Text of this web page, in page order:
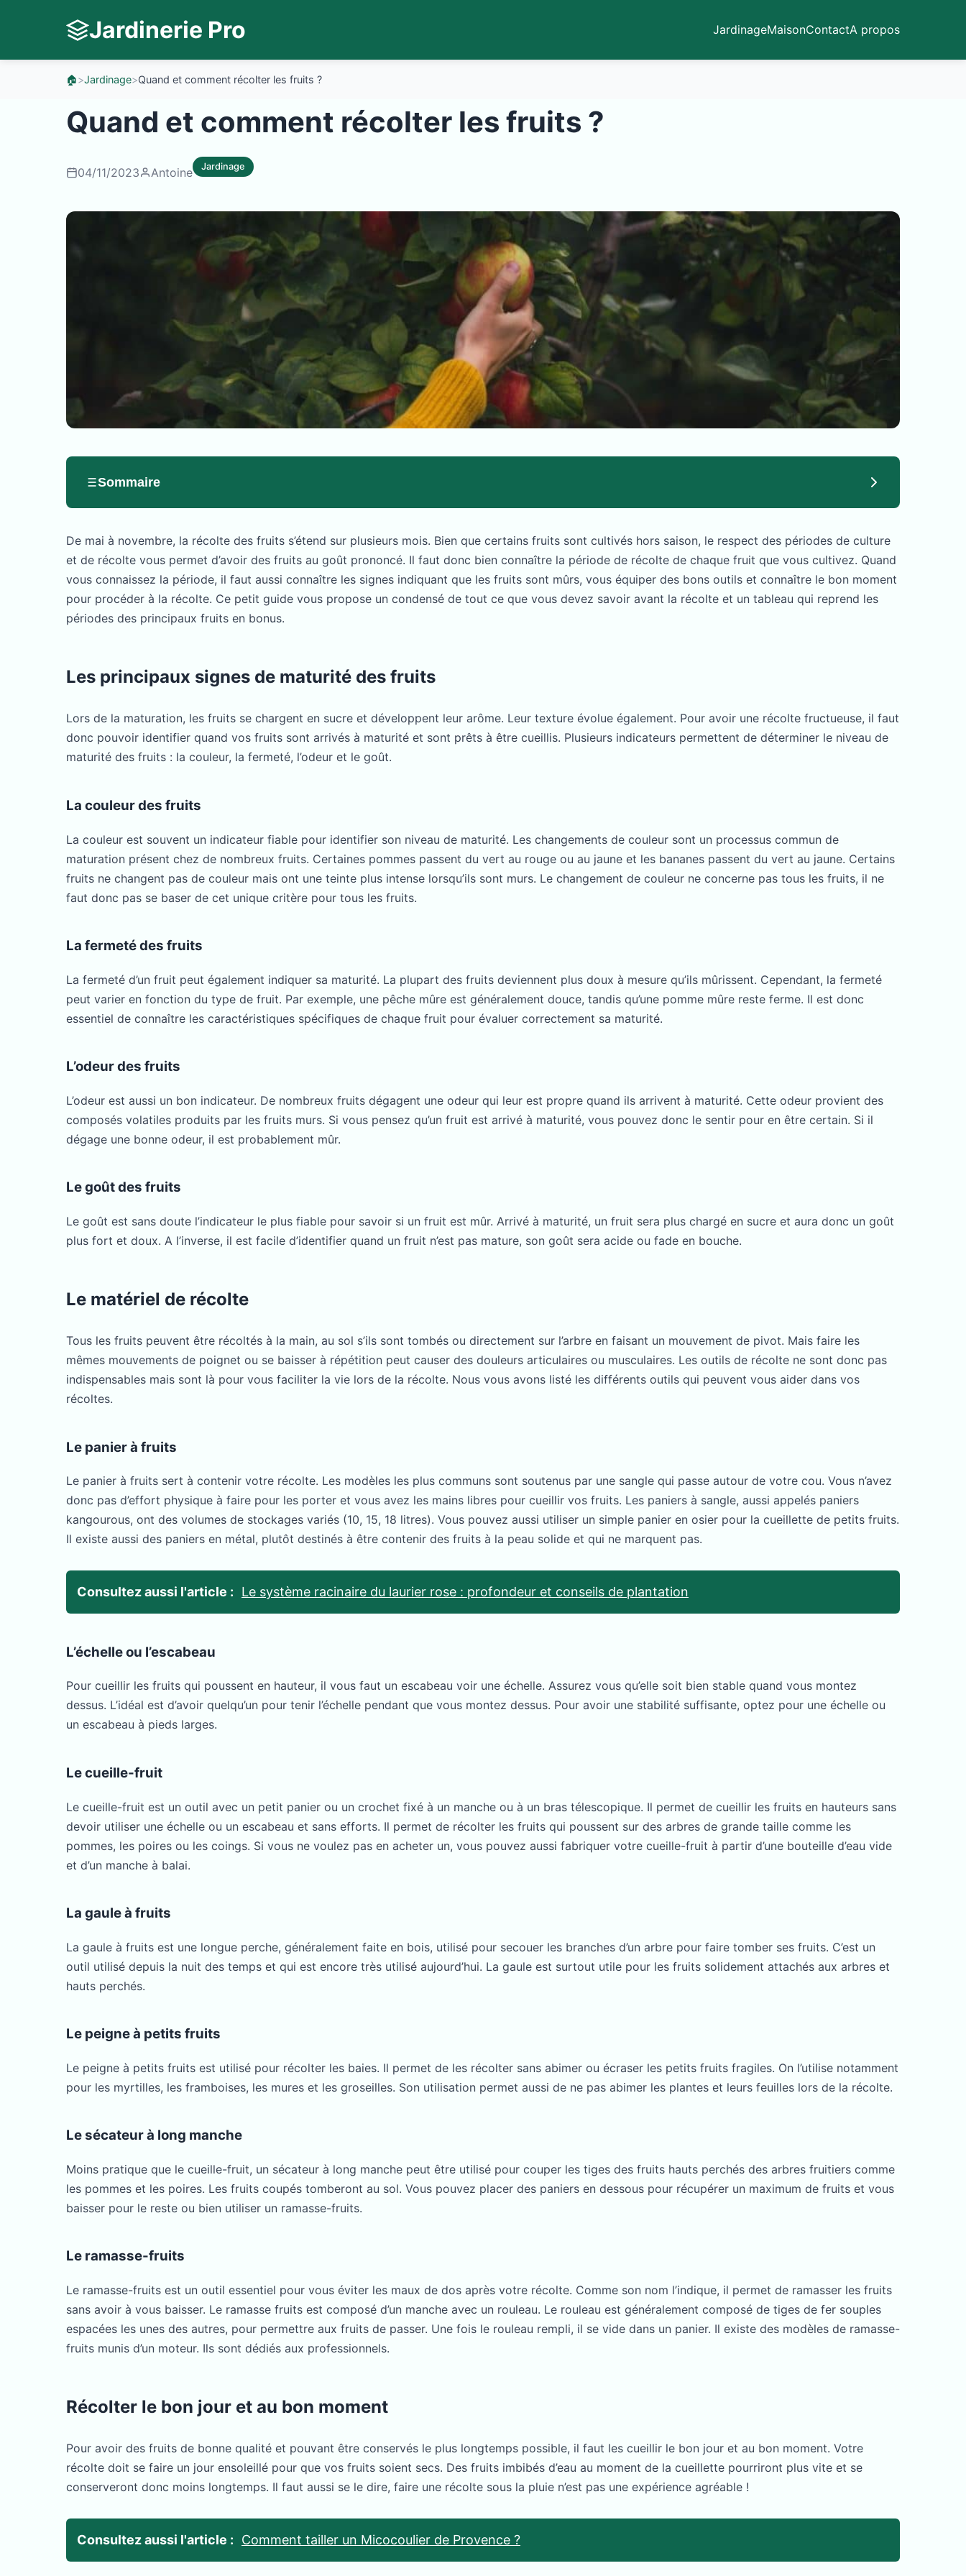
Jardinerie Pro JardinageMaisonContactA propos
🏠>Jardinage>Quand et comment récolter les fruits ?
Quand et comment récolter les fruits ?
04/11/2023 Antoine Jardinage
Sommaire
De mai à novembre, la récolte des fruits s’étend sur plusieurs mois. Bien que certains fruits sont cultivés hors saison, le respect des périodes de culture
et de récolte vous permet d’avoir des fruits au goût prononcé. Il faut donc bien connaître la période de récolte de chaque fruit que vous cultivez. Quand
vous connaissez la période, il faut aussi connaître les signes indiquant que les fruits sont mûrs, vous équiper des bons outils et connaître le bon moment
pour procéder à la récolte. Ce petit guide vous propose un condensé de tout ce que vous devez savoir avant la récolte et un tableau qui reprend les
périodes des principaux fruits en bonus.
Les principaux signes de maturité des fruits
Lors de la maturation, les fruits se chargent en sucre et développent leur arôme. Leur texture évolue également. Pour avoir une récolte fructueuse, il faut
donc pouvoir identifier quand vos fruits sont arrivés à maturité et sont prêts à être cueillis. Plusieurs indicateurs permettent de déterminer le niveau de
maturité des fruits : la couleur, la fermeté, l’odeur et le goût.
La couleur des fruits
La couleur est souvent un indicateur fiable pour identifier son niveau de maturité. Les changements de couleur sont un processus commun de
maturation présent chez de nombreux fruits. Certaines pommes passent du vert au rouge ou au jaune et les bananes passent du vert au jaune. Certains
fruits ne changent pas de couleur mais ont une teinte plus intense lorsqu’ils sont murs. Le changement de couleur ne concerne pas tous les fruits, il ne
faut donc pas se baser de cet unique critère pour tous les fruits.
La fermeté des fruits
La fermeté d’un fruit peut également indiquer sa maturité. La plupart des fruits deviennent plus doux à mesure qu’ils mûrissent. Cependant, la fermeté
peut varier en fonction du type de fruit. Par exemple, une pêche mûre est généralement douce, tandis qu’une pomme mûre reste ferme. Il est donc
essentiel de connaître les caractéristiques spécifiques de chaque fruit pour évaluer correctement sa maturité.
L’odeur des fruits
L’odeur est aussi un bon indicateur. De nombreux fruits dégagent une odeur qui leur est propre quand ils arrivent à maturité. Cette odeur provient des
composés volatiles produits par les fruits murs. Si vous pensez qu’un fruit est arrivé à maturité, vous pouvez donc le sentir pour en être certain. Si il
dégage une bonne odeur, il est probablement mûr.
Le goût des fruits
Le goût est sans doute l’indicateur le plus fiable pour savoir si un fruit est mûr. Arrivé à maturité, un fruit sera plus chargé en sucre et aura donc un goût
plus fort et doux. A l’inverse, il est facile d’identifier quand un fruit n’est pas mature, son goût sera acide ou fade en bouche.
Le matériel de récolte
Tous les fruits peuvent être récoltés à la main, au sol s’ils sont tombés ou directement sur l’arbre en faisant un mouvement de pivot. Mais faire les
mêmes mouvements de poignet ou se baisser à répétition peut causer des douleurs articulaires ou musculaires. Les outils de récolte ne sont donc pas
indispensables mais sont là pour vous faciliter la vie lors de la récolte. Nous vous avons listé les différents outils qui peuvent vous aider dans vos
récoltes.
Le panier à fruits
Le panier à fruits sert à contenir votre récolte. Les modèles les plus communs sont soutenus par une sangle qui passe autour de votre cou. Vous n’avez
donc pas d’effort physique à faire pour les porter et vous avez les mains libres pour cueillir vos fruits. Les paniers à sangle, aussi appelés paniers
kangourous, ont des volumes de stockages variés (10, 15, 18 litres). Vous pouvez aussi utiliser un simple panier en osier pour la cueillette de petits fruits.
Il existe aussi des paniers en métal, plutôt destinés à être contenir des fruits à la peau solide et qui ne marquent pas.
Consultez aussi l'article : Le système racinaire du laurier rose : profondeur et conseils de plantation
L’échelle ou l’escabeau
Pour cueillir les fruits qui poussent en hauteur, il vous faut un escabeau voir une échelle. Assurez vous qu’elle soit bien stable quand vous montez
dessus. L’idéal est d’avoir quelqu’un pour tenir l’échelle pendant que vous montez dessus. Pour avoir une stabilité suffisante, optez pour une échelle ou
un escabeau à pieds larges.
Le cueille-fruit
Le cueille-fruit est un outil avec un petit panier ou un crochet fixé à un manche ou à un bras télescopique. Il permet de cueillir les fruits en hauteurs sans
devoir utiliser une échelle ou un escabeau et sans efforts. Il permet de récolter les fruits qui poussent sur des arbres de grande taille comme les
pommes, les poires ou les coings. Si vous ne voulez pas en acheter un, vous pouvez aussi fabriquer votre cueille-fruit à partir d’une bouteille d’eau vide
et d’un manche à balai.
La gaule à fruits
La gaule à fruits est une longue perche, généralement faite en bois, utilisé pour secouer les branches d’un arbre pour faire tomber ses fruits. C’est un
outil utilisé depuis la nuit des temps et qui est encore très utilisé aujourd’hui. La gaule est surtout utile pour les fruits solidement attachés aux arbres et
hauts perchés.
Le peigne à petits fruits
Le peigne à petits fruits est utilisé pour récolter les baies. Il permet de les récolter sans abimer ou écraser les petits fruits fragiles. On l’utilise notamment
pour les myrtilles, les framboises, les mures et les groseilles. Son utilisation permet aussi de ne pas abimer les plantes et leurs feuilles lors de la récolte.
Le sécateur à long manche
Moins pratique que le cueille-fruit, un sécateur à long manche peut être utilisé pour couper les tiges des fruits hauts perchés des arbres fruitiers comme
les pommes et les poires. Les fruits coupés tomberont au sol. Vous pouvez placer des paniers en dessous pour récupérer un maximum de fruits et vous
baisser pour le reste ou bien utiliser un ramasse-fruits.
Le ramasse-fruits
Le ramasse-fruits est un outil essentiel pour vous éviter les maux de dos après votre récolte. Comme son nom l’indique, il permet de ramasser les fruits
sans avoir à vous baisser. Le ramasse fruits est composé d’un manche avec un rouleau. Le rouleau est généralement composé de tiges de fer souples
espacées les unes des autres, pour permettre aux fruits de passer. Une fois le rouleau rempli, il se vide dans un panier. Il existe des modèles de ramasse-
fruits munis d’un moteur. Ils sont dédiés aux professionnels.
Récolter le bon jour et au bon moment
Pour avoir des fruits de bonne qualité et pouvant être conservés le plus longtemps possible, il faut les cueillir le bon jour et au bon moment. Votre
récolte doit se faire un jour ensoleillé pour que vos fruits soient secs. Des fruits imbibés d’eau au moment de la cueillette pourriront plus vite et se
conserveront donc moins longtemps. Il faut aussi se le dire, faire une récolte sous la pluie n’est pas une expérience agréable !
Consultez aussi l'article : Comment tailler un Micocoulier de Provence ?